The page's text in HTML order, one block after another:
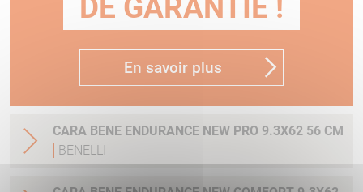
DE GARANTIE !
En savoir plus
CARA BENE ENDURANCE NEW PRO 9.3X62 56 CM
BENELLI